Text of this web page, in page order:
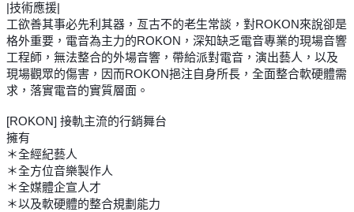
|技術應援|
工欲善其事必先利其器，亙古不的老生常談，對ROKON來說卻是
格外重要，電音為主力的ROKON，深知缺乏電音專業的現場音響
工程師，無法整合的外場音響，帶給派對電音，演出藝人，以及
現場觀眾的傷害，因而ROKON挹注自身所長，全面整合軟硬體需
求，落實電音的實質層面。
[ROKON] 接軌主流的行銷舞台
擁有
＊全經紀藝人
＊全方位音樂製作人
＊全媒體企宣人才
＊以及軟硬體的整合規劃能力